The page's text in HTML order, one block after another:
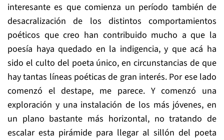
interesante es que comienza un período también de
desacralización de los distintos comportamientos
poéticos que creo han contribuido mucho a que la
poesía haya quedado en la indigencia, y que acá ha
sido el culto del poeta único, en circunstancias de que
hay tantas líneas poéticas de gran interés. Por ese lado
comenzó el destape, me parece. Y comenzó una
exploración y una instalación de los más jóvenes, en
un plano bastante más horizontal, no tratando de
escalar esta pirámide para llegar al sillón del poeta